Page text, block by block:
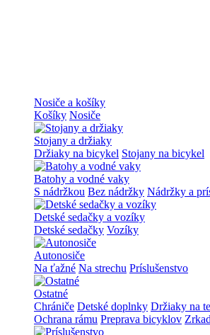
Nosiče a košíky
Košíky Nosiče
Stojany a držiaky
Držiaky na bicykel Stojany na bicykel
Batohy a vodné vaky
S nádržkou Bez nádržky Nádržky a
Detské sedačky a vozíky
Detské sedačky Vozíky
Autonosiče
Na ťažné Na strechu Príslušenstvo
Ostatné
Chrániče Detské doplnky Držiaky na
Ochrana rámu Preprava bicyklov